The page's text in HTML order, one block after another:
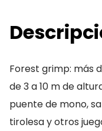
Forest grimp: más
de 3 a 10 m de
puente de mono,
tirolesa y otros